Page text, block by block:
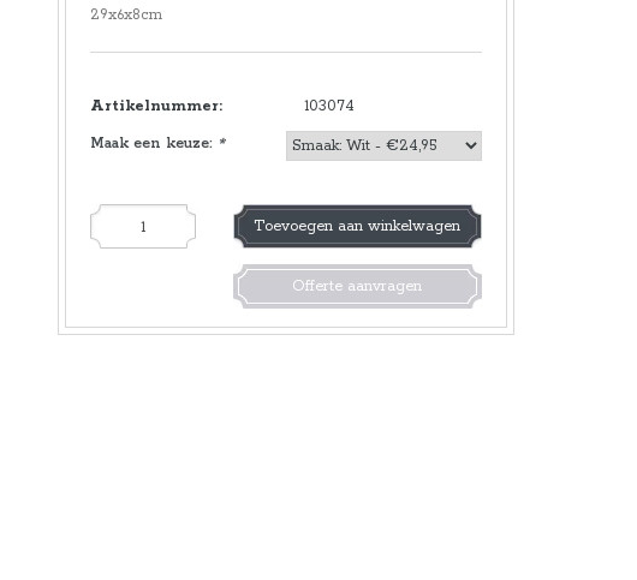
29x6x8cm
Artikelnummer: 103074
Maak een keuze: *
Toevoegen aan winkelwagen
Offerte aanvragen